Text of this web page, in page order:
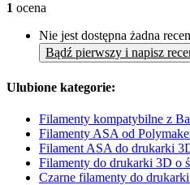
1 ocena
Nie jest dostępna żadna
Bądź pierwszy i napisz
Ulubione kategorie:
Filamenty kompatybilne z
Filamenty ASA od
Filament ASA do drukarki
Filamenty do drukarki 3D o
Czarne filamenty do